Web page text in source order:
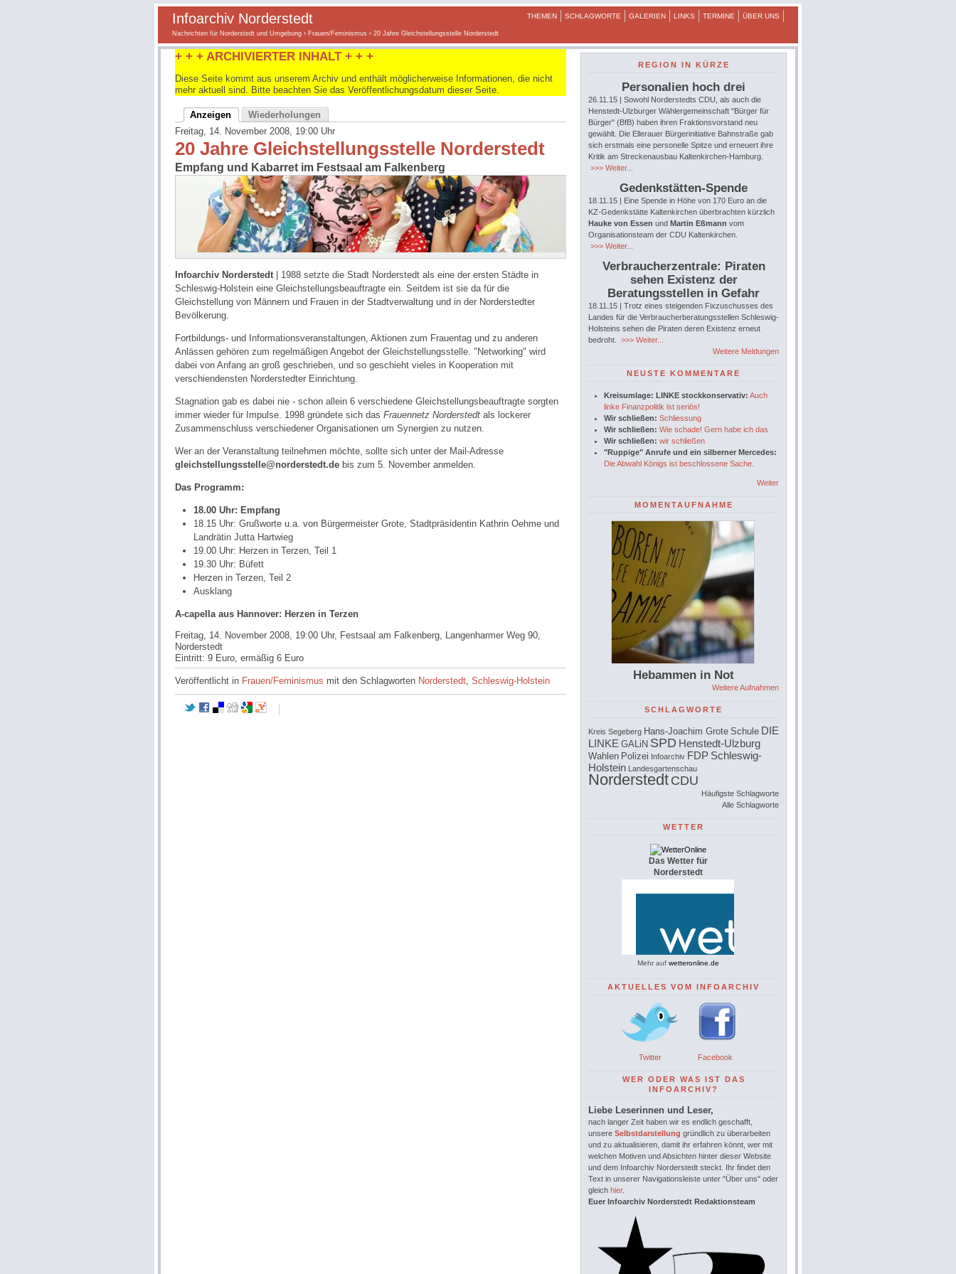
Infoarchiv Norderstedt THEMEN SCHLAGWORTE GALERIEN LINKS TERMINE ÜBER UNS
Nachrichten für Norderstedt und Umgebung › Frauen/Feminismus › 20 Jahre Gleichstellungsstelle Norderstedt
+ + + ARCHIVIERTER INHALT + + +
Diese Seite kommt aus unserem Archiv und enthält möglicherweise Informationen, die nicht
mehr aktuell sind. Bitte beachten Sie das Veröffentlichungsdatum dieser Seite.
Anzeigen
Wiederholungen
Freitag, 14. November 2008, 19:00 Uhr
20 Jahre Gleichstellungsstelle Norderstedt
Empfang und Kabarret im Festsaal am Falkenberg
Infoarchiv Norderstedt| 1988 setzte die Stadt Norderstedt als eine der ersten Städte in
Schleswig-Holstein eine Gleichstellungsbeauftragte ein. Seitdem ist sie da für die
Gleichstellung von Männern und Frauen in der Stadtverwaltung und in der Norderstedter
Bevölkerung.
Fortbildungs- und Informationsveranstaltungen, Aktionen zum Frauentag und zu anderen
Anlässen gehören zum regelmäßigen Angebot der Gleichstellungsstelle. "Networking" wird
dabei von Anfang an groß geschrieben, und so geschieht vieles in Kooperation mit
verschiendensten Norderstedter Einrichtung.
Stagnation gab es dabei nie - schon allein 6 verschiedene Gleichstellungsbeauftragte sorgten
immer wieder für Impulse. 1998 gründete sich das Frauennetz Norderstedt als lockerer
Zusammenschluss verschiedener Organisationen um Synergien zu nutzen.
Wer an der Veranstaltung teilnehmen möchte, sollte sich unter der Mail-Adresse
gleichstellungsstelle@norderstedt.de bis zum 5. November anmelden.
Das Programm:
18.00 Uhr: Empfang
18.15 Uhr: Grußworte u.a. von Bürgermeister Grote, Stadtpräsidentin Kathrin Oehme und
Landrätin Jutta Hartwieg
19.00 Uhr: Herzen in Terzen, Teil 1
19.30 Uhr: Büfett
Herzen in Terzen, Teil 2
Ausklang
A-capella aus Hannover: Herzen in Terzen
Freitag, 14. November 2008, 19:00 Uhr, Festsaal am Falkenberg, Langenharmer Weg 90,
Norderstedt
Eintritt: 9 Euro, ermäßig 6 Euro
Veröffentlicht in Frauen/Feminismus mit den Schlagworten Norderstedt, Schleswig-Holstein
REGION IN KÜRZE
Personalien hoch drei
26.11.15 | Sowohl Norderstedts CDU, als auch die
Henstedt-Ulzburger Wählergemeinschaft "Bürger für
Bürger" (BfB) haben ihren Fraktionsvorstand neu
gewählt. Die Ellerauer Bürgerinitiative Bahnstraße gab
sich erstmals eine personelle Spitze und erneuert ihre
Kritik am Streckenausbau Kaltenkirchen-Hamburg.
>>> Weiter...
Gedenkstätten-Spende
18.11.15 | Eine Spende in Höhe von 170 Euro an die
KZ-Gedenkstätte Kaltenkirchen überbrachten kürzlich
Hauke von Essen und Martin Eßmann vom
Organisationsteam der CDU Kaltenkirchen.
>>> Weiter...
Verbraucherzentrale: Piraten
sehen Existenz der
Beratungsstellen in Gefahr
18.11.15 | Trotz eines steigenden Fixzuschusses des
Landes für die Verbraucherberatungsstellen Schleswig-
Holsteins sehen die Piraten deren Existenz erneut
bedroht.
>>> Weiter...
Weitere Meldungen
NEUSTE KOMMENTARE
Kreisumlage: LINKE stockkonservativ: Auch
linke Finanzpolitik ist seriös!
Wir schließen: Schliessung
Wir schließen: Wie schade! Gern habe ich das
Wir schließen: wir schließen
"Ruppige" Anrufe und ein silberner Mercedes:
Die Abwahl Königs ist beschlossene Sache.
Weiter
MOMENTAUFNAHME
Hebammen in Not
Weitere Aufnahmen
SCHLAGWORTE
Kreis Segeberg Hans-Joachim Grote Schule DIE
LINKE GALiN SPD Henstedt-Ulzburg
Wahlen Polizei Infoarchiv FDP Schleswig-
Holstein
Landesgartenschau
Norderstedt CDU
Häufigste Schlagworte
Alle Schlagworte
WETTER
Das Wetter für
Norderstedt
Mehr auf wetteronline.de
AKTUELLES VOM INFOARCHIV
Twitter Facebook
WER ODER WAS IST DAS
INFOARCHIV?
Liebe Leserinnen und Leser,
nach langer Zeit haben wir es endlich geschafft,
unsere Selbstdarstellung gründlich zu überarbeiten
und zu aktualisieren, damit ihr erfahren könnt, wer mit
welchen Motiven und Absichten hinter dieser Website
und dem Infoarchiv Norderstedt steckt. Ihr findet den
Text in unserer Navigationsleiste unter "Über uns" oder
gleich hier.
Euer Infoarchiv Norderstedt Redaktionsteam